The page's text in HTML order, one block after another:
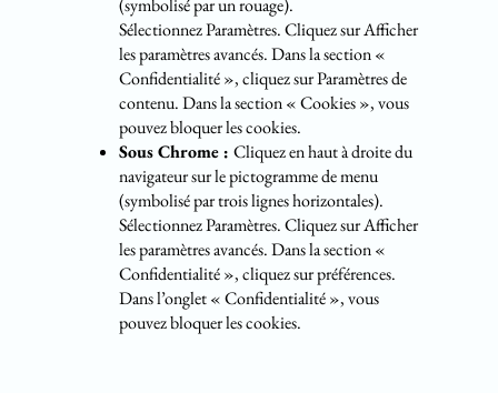
(symbolisé par un rouage).
Sélectionnez Paramètres. Cliquez sur Afficher
les paramètres avancés. Dans la section «
Confidentialité », cliquez sur Paramètres de
contenu. Dans la section « Cookies », vous
pouvez bloquer les cookies.
Sous Chrome :Cliquez en haut à droite du
navigateur sur le pictogramme de menu
(symbolisé par trois lignes horizontales).
Sélectionnez Paramètres. Cliquez sur Afficher
les paramètres avancés. Dans la section «
Confidentialité », cliquez sur préférences.
Dans l’onglet « Confidentialité », vous
pouvez bloquer les cookies.